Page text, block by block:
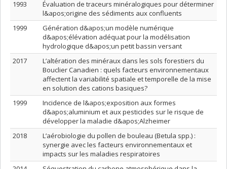
1993
Évaluation de traceurs minéralogiques pour déterminer
l&apos;origine des sédiments aux confluents
1999
Génération d&apos;un modèle numérique
d&apos;élévation adéquat pour la modélisation
hydrologique d&apos;un petit bassin versant
2017
L’altération des minéraux dans les sols forestiers du
Bouclier Canadien : quels facteurs environnementaux
affectent la variabilité spatiale et temporelle de la mise
en solution des cations basiques?
1999
Incidence de l&apos;exposition aux formes
d&apos;aluminium et aux pesticides sur le risque de
développer la maladie d&apos;Alzheimer
2018
L’aérobiologie du pollen de bouleau (Betula spp.) :
synergie avec les facteurs environnementaux et
impacts sur les maladies respiratoires